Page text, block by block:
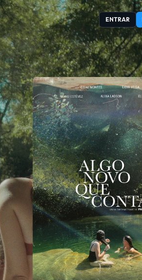
ENTRAR